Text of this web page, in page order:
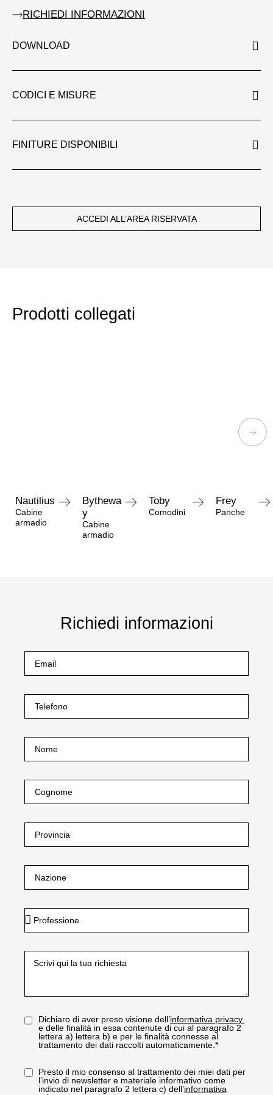
RICHIEDI INFORMAZIONI
DOWNLOAD
CODICI E MISURE
FINITURE DISPONIBILI
ACCEDI ALL’AREA RISERVATA
Prodotti collegati
Nautilius
Cabine
armadio
Bythewa
y
Cabine
armadio
Toby
Comodini
Frey
Panche
Richiedi informazioni
Dichiaro di aver preso visione dell’informativa privacy.
e delle finalità in essa contenute di cui al paragrafo 2
lettera a) lettera b) e per le finalità connesse al
trattamento dei dati raccolti automaticamente.*
Presto il mio consenso al trattamento dei miei dati per
l’invio di newsletter e materiale informativo come
indicato nel paragrafo 2 lettera c) dell’informativa